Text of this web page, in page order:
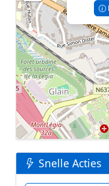
Snelle Acties